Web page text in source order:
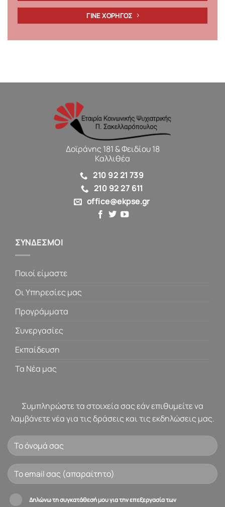
ΓΙΝΕ ΧΟΡΗΓΟΣ
Δοϊράνης 181 & Φειδίου 18
Καλλιθέα
210 92 21 739
210 92 27 611
office@ekpse.gr
ΣΥΝΔΕΣΜΟΙ
Ποιοί είμαστε
Οι Υπηρεσίες μας
Προγράμματα
Συνεργασίες
Εκπαίδευση
Τα Νέα μας
Συμπληρώστε τα στοιχεία σας εάν επιθυμείτε να
λαμβάνετε νέα για τις δράσεις και τις εκδηλώσεις μας.
Δηλώνω τη συγκατάθεσή μου για την επεξεργασία των